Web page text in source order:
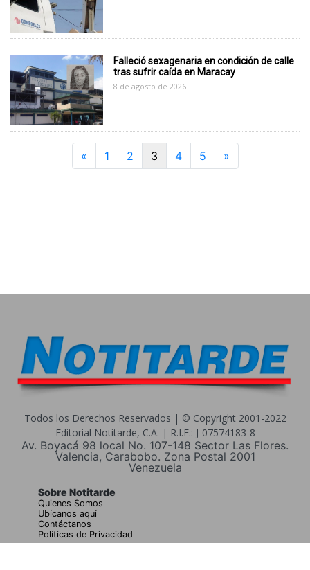
Falleció sexagenaria en condición de calle
tras sufrir caída en Maracay
8 de agosto de 2026
«Previous
1 2 3 4 5 »Next
Todos los Derechos Reservados | © Copyright 2001-2022
Editorial Notitarde, C.A. | R.I.F.: J-07574183-8
Av. Boyacá 98 local No. 107-148 Sector Las Flores.
Valencia, Carabobo. Zona Postal 2001
Venezuela
Sobre Notitarde
Quienes Somos
Ubícanos aquí
Contáctanos
Políticas de Privacidad